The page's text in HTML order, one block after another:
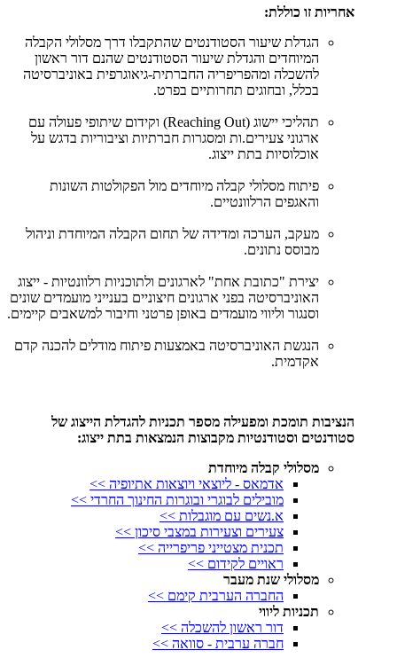
אחריות זו כוללת:
הגדלת שיעור הסטודנטים שהתקבלו דרך מסלולי הקבלה
המיוחדים והגדלת שיעור הסטודנטים שהנם דור ראשון
להשכלה ומהפריפריה החברתית-גיאוגרפית באוניברסיטה
בכלל, ובחוגים תחרותיים בפרט.
תהליכי יישוג (Reaching Out) וקידום שיתופי פעולה עם
ארגוני צעירים.ות ומסגרות חברתיות וציבוריות בדגש על
אוכלוסיות בתת ייצוג.
פיתוח מסלולי קבלה מיוחדים מול הפקולטות השונות
והאגפים הרלוונטיים.
מעקב, הערכה ומדידה של תחום הקבלה המיוחדת וניהול
מבוסס נתונים.
יצירת "כתובת אחת" לארגונים ולתוכניות רלוונטיות - ייצוג
האוניברסיטה בפני ארגונים חיצוניים בענייני מועמדים שונים
וסנגור וליווי מועמדים באופן פרטני וחיבור למשאבים קיימים.
הנגשת האוניברסיטה באמצעות פיתוח מודלים להכנה קדם
אקדמית.
הנציבות תומכת ומפעילה מספר תכניות להגדלת הייצוג של
סטודנטים וסטודנטיות מקבוצות הנמצאות בתת ייצוג:
מסלולי קבלה מיוחדת
אדמאס - ליוצאי ויוצאות אתיופיה >>
מובילים לבוגרי ובוגרות החינוך החרדי >>
א.נשים עם מוגבלות >>
צעירים וצעירות במצבי סיכון >>
תכנית מצטייני פריפרייה >>
ראויים לקידום >>
מסלולי שנת מעבר
החברה הערבית קימם >>
תכניות ליווי
דור ראשון להשכלה >>
חברה ערבית - סוואה >>